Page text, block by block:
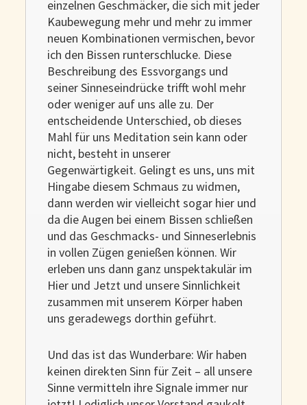
einzelnen Geschmäcker, die sich mit jeder
Kaubewegung mehr und mehr zu immer
neuen Kombinationen vermischen, bevor
ich den Bissen runterschlucke. Diese
Beschreibung des Essvorgangs und
seiner Sinneseindrücke trifft wohl mehr
oder weniger auf uns alle zu. Der
entscheidende Unterschied, ob dieses
Mahl für uns Meditation sein kann oder
nicht, besteht in unserer
Gegenwärtigkeit. Gelingt es uns, uns mit
Hingabe diesem Schmaus zu widmen,
dann werden wir vielleicht sogar hier und
da die Augen bei einem Bissen schließen
und das Geschmacks- und Sinneserlebnis
in vollen Zügen genießen können. Wir
erleben uns dann ganz unspektakulär im
Hier und Jetzt und unsere Sinnlichkeit
zusammen mit unserem Körper haben
uns geradewegs dorthin geführt.
Und das ist das Wunderbare: Wir haben
keinen direkten Sinn für Zeit – all unsere
Sinne vermitteln ihre Signale immer nur